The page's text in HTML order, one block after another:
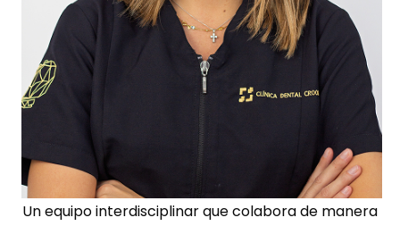
Un equipo interdisciplinar que colabora de manera